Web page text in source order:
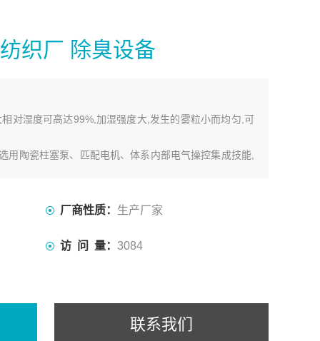
织厂 除臭设备
对湿度可高达99%,加湿强度大,发生的雾粒小而均匀,可
用陶瓷柱塞泵、匹配电机、体系内部电气操控集成技能,
厂商性质： 生产厂家
访 问 量： 3084
联系我们